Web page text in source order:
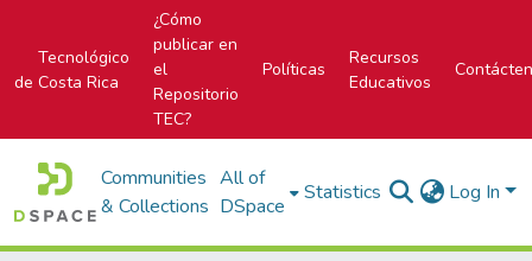
Tecnológico
de Costa Rica
¿Cómo
publicar en
el
Repositorio
TEC?
Políticas
Recursos
Educativos
Communities
& Collections
All of
DSpace
Statistics Log In